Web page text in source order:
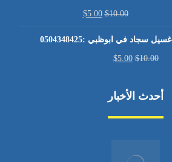
$10.00
$5.00
غسيل سجاد في ابوظبي :0504348425
$10.00
$5.00
أحدث الأخبار